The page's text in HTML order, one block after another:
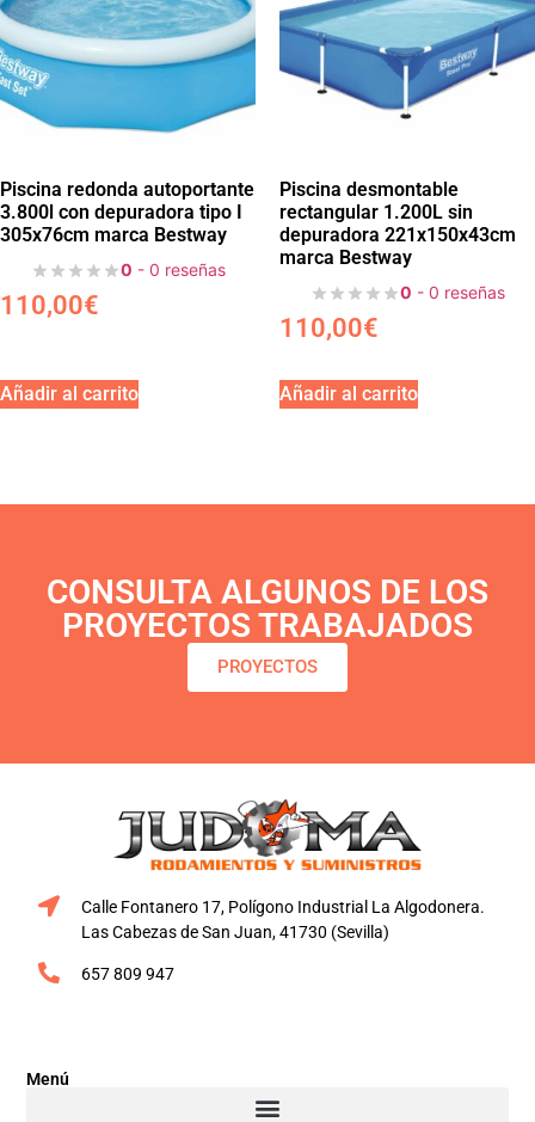
Piscina redonda autoportante
3.800l con depuradora tipo I
305x76cm marca Bestway
0 - 0 reseñas
110,00€
Añadir al carrito
Piscina desmontable
rectangular 1.200L sin
depuradora 221x150x43cm
marca Bestway
0 - 0 reseñas
110,00€
Añadir al carrito
CONSULTA ALGUNOS DE LOS
PROYECTOS TRABAJADOS
PROYECTOS
Calle Fontanero 17, Polígono Industrial La Algodonera.
Las Cabezas de San Juan, 41730 (Sevilla)
657 809 947
Menú